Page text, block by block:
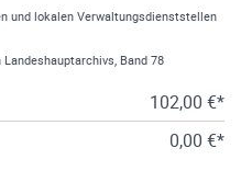
und lokalen Verwaltungsdienststellen
Band 78
102,00 €*
0,00 €*